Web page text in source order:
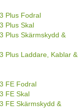
Plus Fodral
Plus Skal
Plus Skärmskydd &
Plus Laddare, Kablar &
FE Fodral
FE Skal
FE Skärmskydd &